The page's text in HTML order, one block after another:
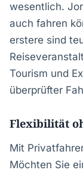
wesentlich.
auch fahren
erstere sind
Tourism und
überprüfter
Flexibilität
Mit
Möchten Sie